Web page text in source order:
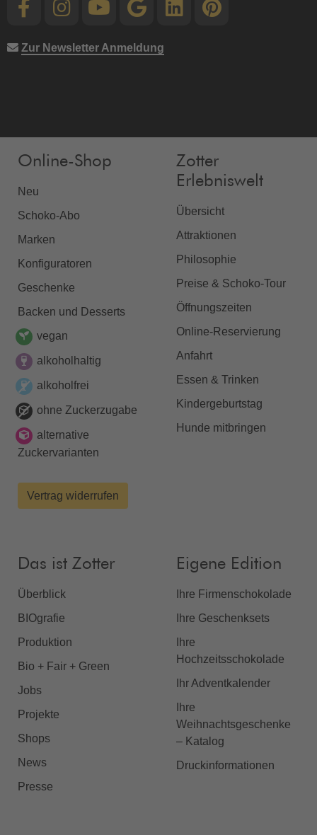
Zur Newsletter Anmeldung
Online-Shop
Neu
Schoko-Abo
Marken
Konfiguratoren
Geschenke
Backen und Desserts
vegan
alkoholhaltig
alkoholfrei
ohne Zuckerzugabe
alternative
Zuckervarianten
Vertrag widerrufen
Zotter
Erlebniswelt
Übersicht
Attraktionen
Philosophie
Preise & Schoko-Tour
Öffnungszeiten
Online-Reservierung
Anfahrt
Essen & Trinken
Kindergeburtstag
Hunde mitbringen
Das ist Zotter
Überblick
BIOgrafie
Produktion
Bio + Fair + Green
Jobs
Projekte
Shops
News
Presse
Eigene Edition
Ihre Firmenschokolade
Ihre Geschenksets
Ihre
Hochzeitsschokolade
Ihr Adventkalender
Ihre
Weihnachtsgeschenke
– Katalog
Druckinformationen